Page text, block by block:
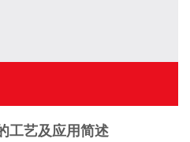
工艺及应用简述